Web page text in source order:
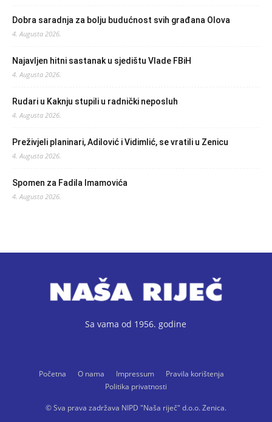
Dobra saradnja za bolju budućnost svih građana Olova
4. Augusta 2026.
Najavljen hitni sastanak u sjedištu Vlade FBiH
4. Augusta 2026.
Rudari u Kaknju stupili u radnički neposluh
4. Augusta 2026.
Preživjeli planinari, Adilović i Vidimlić, se vratili u Zenicu
4. Augusta 2026.
Spomen za Fadila Imamovića
4. Augusta 2026.
Sa vama od 1956. godine
Početna O nama Impressum
Pravila korištenja
Politika privatnosti
© Sva prava zadržava NIPD "Naša riječ" d.o.o. Zenica.